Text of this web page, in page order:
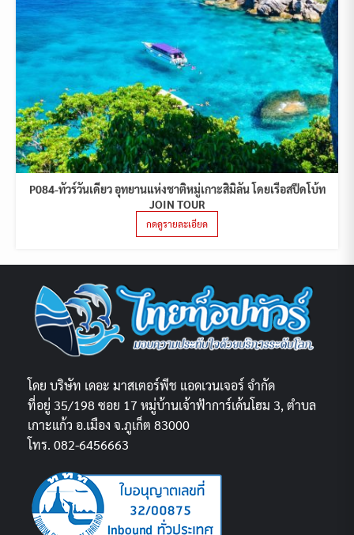
P084-ทัวร์วันเดียว อุทยานแห่งชาติหมู่เกาะสิมิลัน โดยเรือสปีดโบ้ท
JOIN TOUR
กดดูรายละเอียด
โดย บริษัท เดอะ มาสเตอร์พีช แอดเวนเจอร์ จำกัด
ที่อยู่ 35/198 ซอย 17 หมู่บ้านเจ้าฟ้าการ์เด้นโฮม 3, ตำบล
เกาะแก้ว อ.เมือง จ.ภูเก็ต 83000
โทร. 082-6456663